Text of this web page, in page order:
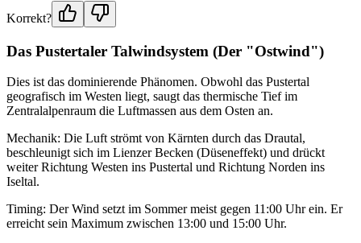
Korrekt?
Das Pustertaler Talwindsystem (Der "Ostwind")
Dies ist das dominierende Phänomen. Obwohl das Pustertal
geografisch im Westen liegt, saugt das thermische Tief im
Zentralalpenraum die Luftmassen aus dem Osten an.
Mechanik: Die Luft strömt von Kärnten durch das Drautal,
beschleunigt sich im Lienzer Becken (Düseneffekt) und drückt
weiter Richtung Westen ins Pustertal und Richtung Norden ins
Iseltal.
Timing: Der Wind setzt im Sommer meist gegen 11:00 Uhr ein. Er
erreicht sein Maximum zwischen 13:00 und 15:00 Uhr.